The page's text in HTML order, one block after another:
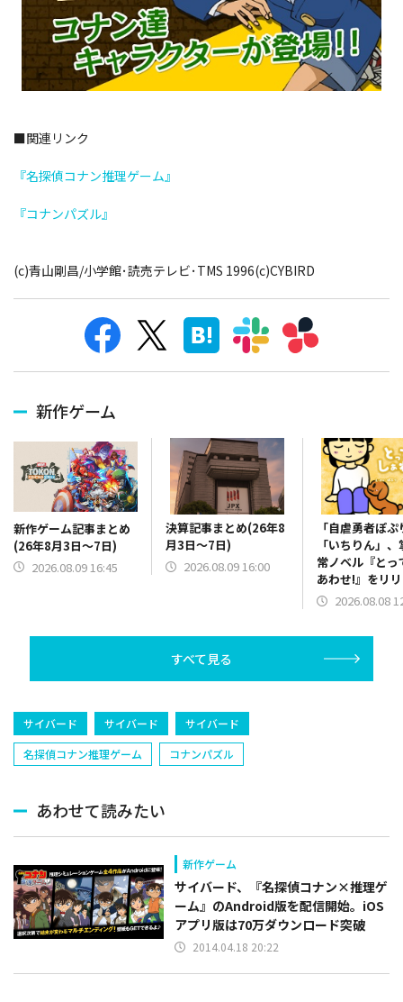
■関連リンク
『名探偵コナン推理ゲーム』
『コナンパズル』
(c)青山剛昌/小学館･読売テレビ･TMS 1996(c)CYBIRD
新作ゲーム
新作ゲーム記事まとめ
(26年8月3日～7日)
2026.08.09 16:45
決算記事まとめ(26年8
月3日～7日)
2026.08.09 16:00
「自虐勇者ぽ
「いちりん」
常ノベル『とっ
あわせ!』をリ
2026.08.08
すべて見る
サイバード サイバード
サイバード
名探偵コナン推理ゲーム
コナンパズル
あわせて読みたい
新作ゲーム
サイバード、『名探偵コナン×推理ゲ
ーム』のAndroid版を配信開始。iOS
アプリ版は70万ダウンロード突破
2014.04.18 20:22